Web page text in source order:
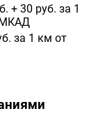
+ 30 руб. за 1
за 1 км от